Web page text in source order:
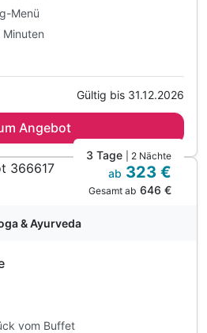
Menü
Minuten
mit Becksteiner Sekt
& Saunatuch
Gültig bis 31.12.2026
Angebot
3 Tage | 2 Nächte
ab 323 €
Gesamt ab 646 €
& Ayurveda
vom Buffet